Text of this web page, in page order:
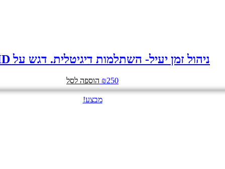
ניהול זמן יעיל- השתלמות דיגיטלית. דגש על ADHD
₪250 הוספה לסל
מבצע!